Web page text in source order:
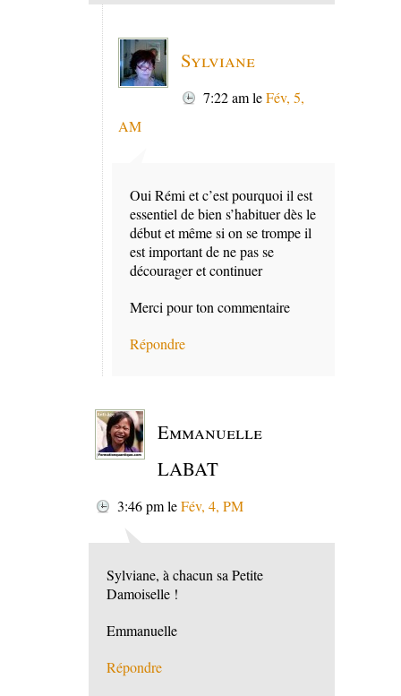
Sylviane
7:22 amleFév, 5,
AM
Oui Rémi et c’est pourquoi il est
essentiel de bien s’habituer dès le
début et même si on se trompe il
est important de ne pas se
décourager et continuer
Merci pour ton commentaire
Répondre
Emmanuelle
LABAT
3:46 pmleFév, 4, PM
Sylviane, à chacun sa Petite
Damoiselle !
Emmanuelle
Répondre